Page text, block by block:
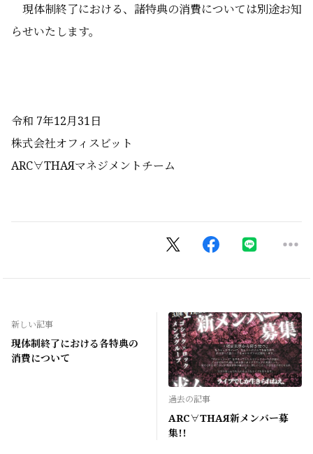
現体制終了における、諸特典の消費については別途お知
らせいたします。
令和 7年12月31日
株式会社オフィスビット
ARC∀THAЯマネジメントチーム
新しい記事
現体制終了における各特典の
消費について
過去の記事
ARC∀THAЯ新メンバー募
集!!